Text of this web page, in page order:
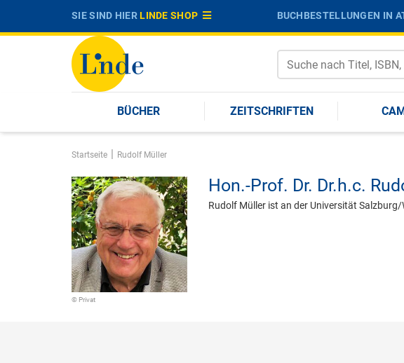
SIE SIND HIERLINDE SHOP BUCHBESTELLUNGEN IN
BÜCHER ZEITSCHRIFTEN
Startseite | Rudolf Müller
© Privat
Hon.-Prof. Dr. Dr.h.c.
Rudolf Müller ist an der Universität